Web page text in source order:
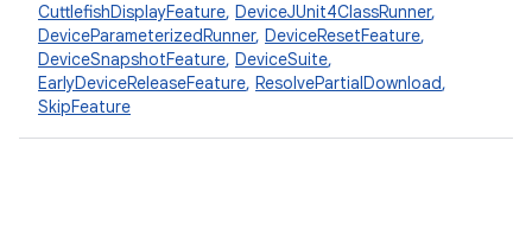
CuttlefishDisplayFeature, DeviceJUnit4ClassRunner,
DeviceParameterizedRunner, DeviceResetFeature,
DeviceSnapshotFeature, DeviceSuite,
EarlyDeviceReleaseFeature, ResolvePartialDownload,
SkipFeature